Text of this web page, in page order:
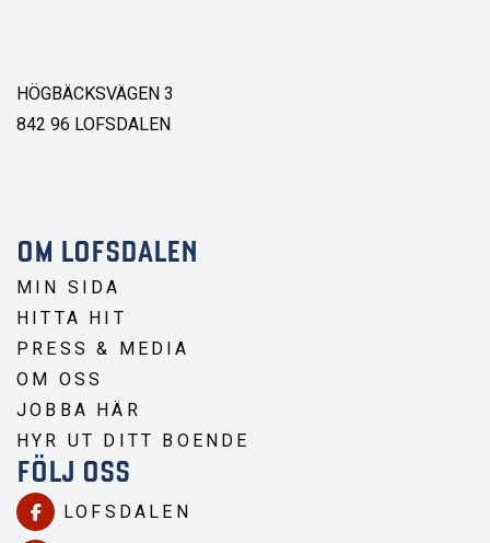
HÖGBÄCKSVÄGEN 3
842 96 LOFSDALEN
OM LOFSDALEN
MIN SIDA
HITTA HIT
PRESS & MEDIA
OM OSS
JOBBA HÄR
HYR UT DITT BOENDE
FÖLJ OSS
LOFSDALEN